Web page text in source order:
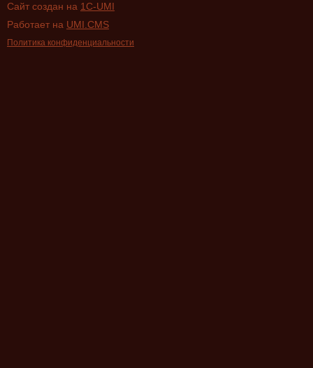
Сайт создан на 1C-UMI
Работает на UMI.CMS
Политика конфиденциальности